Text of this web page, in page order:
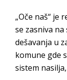
„Oče naš“ je
se zasniva
dešavanja u
komune gde
sistem